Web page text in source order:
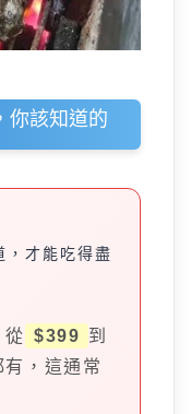
你該知道的
，才能吃得盡
從 $399 到
，這通常